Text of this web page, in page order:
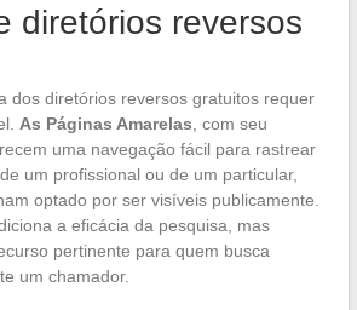
diretórios reversos
dos diretórios reversos gratuitos requer
As Páginas Amarelas , com seu
uma navegação fácil para rastrear
um profissional ou de um particular,
optado por ser visíveis publicamente.
a eficácia da pesquisa, mas
pertinente para quem busca
um chamador.